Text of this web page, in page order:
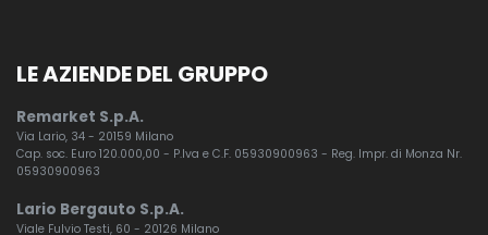
LE AZIENDE DEL GRUPPO
Remarket S.p.A.
Via Lario, 34 - 20159 Milano
Cap. soc. Euro 120.000,00 - P.Iva e C.F. 05930900963 - Reg. Impr. di Monza Nr.
05930900963
Lario Bergauto S.p.A.
Viale Fulvio Testi, 60 - 20126 Milano